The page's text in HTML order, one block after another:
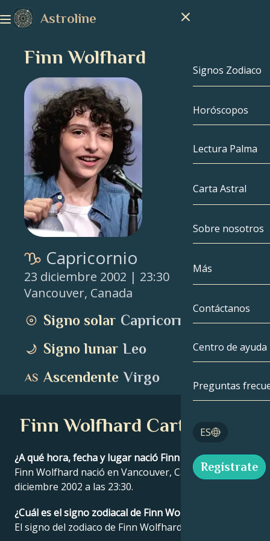
Astroline
Signos Zodiaco
Signos
Capricornio
Piscis
Aries
Tauro
Cáncer
Leo
Virgo
Sagitario
Horóscopos
Lectura Palma
Carta Astral
Carta Astral
Famosos
Sobre nosotros
Más
Tarot
Números de
Contáctanos
Centro de ayuda
Preguntas
ES
English
Regístrate
Finn Wolfhard
Capricornio
23 diciembre 2002 | 23:30
Vancouver, Canada
Signo solar Capricornio
Signo lunar Leo
Ascendente Virgo
Finn Wolfhard Carta Astral
¿A qué hora, fecha y lugar nació Finn Wolfhard?
Finn Wolfhard nació en Vancouver, Canada el 23
diciembre 2002 a las 23:30.
¿Cuál es el signo zodiacal de Finn Wolfhard?
El signo del zodiaco de Finn Wolfhard es Capricornio.